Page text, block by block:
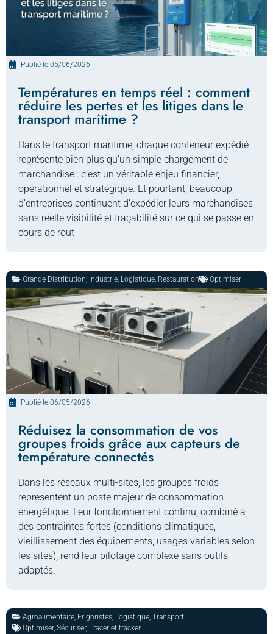
Publié le 05/06/2026
Températures en temps réel : comment
réduire les pertes et les litiges dans le
transport maritime ?
Dans le transport maritime, chaque conteneur expédié
représente bien plus qu’un simple chargement de
marchandise : c’est un véritable enjeu financier,
opérationnel et stratégique. Et pourtant, beaucoup
d’entreprises continuent d’expédier leurs marchandises
sans réelle visibilité et traçabilité sur ce qui se passe en
cours de rout
Grande Distribution, Industrie, Logistique, Restauration Optimiser
Publié le 06/05/2026
Réduisez la consommation de vos
groupes froids grâce aux capteurs de
température connectés
Dans les réseaux multi-sites, les groupes froids
représentent un poste majeur de consommation
énergétique. Leur fonctionnement continu, combiné à
des contraintes fortes (conditions climatiques,
vieillissement des équipements, usages variables selon
les sites), rend leur pilotage complexe sans outils
adaptés.
Agroalimentaire, Frigoristes, Logistique, Transport
Optimiser, Sécuriser, Tracer et tracker